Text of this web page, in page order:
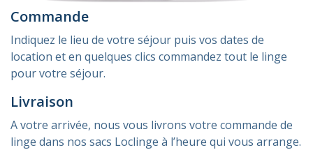
Commande
Indiquez le lieu de votre séjour puis vos dates de
location et en quelques clics commandez tout le linge
pour votre séjour.
Livraison
A votre arrivée, nous vous livrons votre commande de
linge dans nos sacs Loclinge à l’heure qui vous arrange.